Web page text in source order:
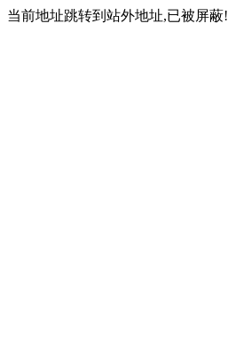
当前地址跳转到站外地址,已被屏蔽!